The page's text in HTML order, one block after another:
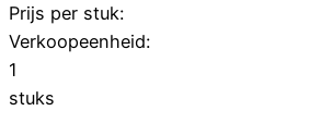
Prijs per stuk:
Verkoopeenheid:
1
stuks